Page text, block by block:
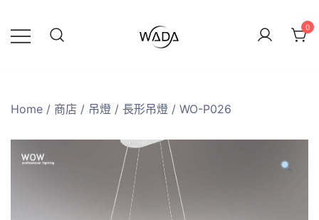
0
Home / 商店 / 吊燈 / 長形吊燈 / WO-P026